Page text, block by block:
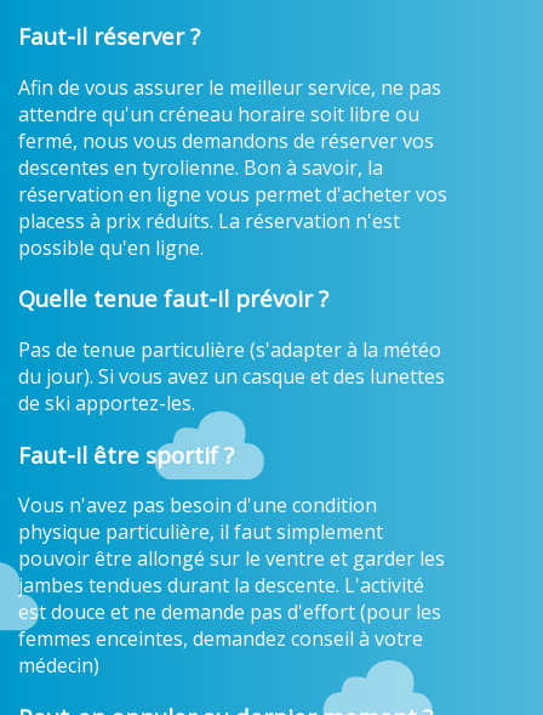
Faut-il réserver ?
Afin de vous assurer le meilleur service, ne pas
attendre qu'un créneau horaire soit libre ou
fermé, nous vous demandons de réserver vos
descentes en tyrolienne. Bon à savoir, la
réservation en ligne vous permet d'acheter vos
placess à prix réduits. La réservation n'est
possible qu'en ligne.
Quelle tenue faut-il prévoir ?
Pas de tenue particulière (s'adapter à la météo
du jour). Si vous avez un casque et des lunettes
de ski apportez-les.
Faut-il être sportif ?
Vous n'avez pas besoin d'une condition
physique particulière, il faut simplement
pouvoir être allongé sur le ventre et garder les
jambes tendues durant la descente. L'activité
est douce et ne demande pas d'effort (pour les
femmes enceintes, demandez conseil à votre
médecin)